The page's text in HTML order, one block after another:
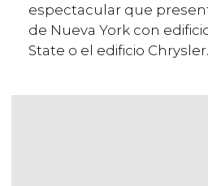
espectacular que
de Nueva York con
State o el edificio Chrysler.